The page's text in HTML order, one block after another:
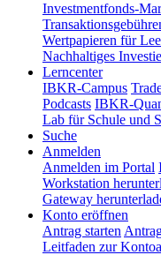
Investmentfonds-
Wertpapieren für
Nachhaltiges
Lerncenter
IBKR-Campus
Podcasts IBKR-
Lab für Schule und
Suche
Anmelden
Anmelden im Portal
Workstation
Gateway
Konto eröffnen
Antrag starten
Leitfaden zur